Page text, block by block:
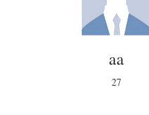
aa
27